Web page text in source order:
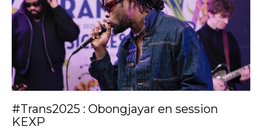
#Trans2025 : Obongjayar en session
KEXP